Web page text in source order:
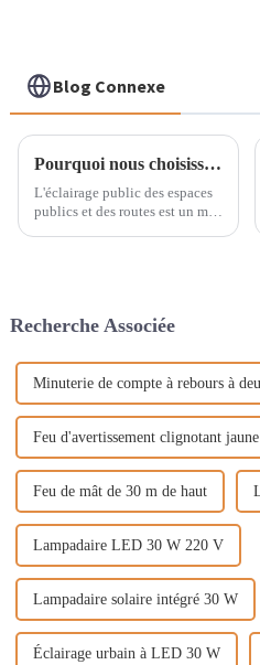
Blog Connexe
Pourquoi nous choisissons les lampadaires solaires
L'éclairage public des espaces
publics et des routes est un mal
Recherche Associée
Minuterie de compte à rebours à
Feu d'avertissement clignotant
Feu de mât de 30 m de haut
Lampadaire LED 30 W 220 V
Lampadaire solaire intégré 30 W
Éclairage urbain à LED 30 W